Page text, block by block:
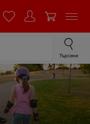
Търсене